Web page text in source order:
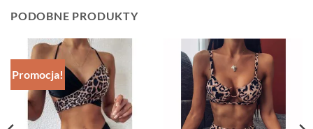
PODOBNE PRODUKTY
Promocja!